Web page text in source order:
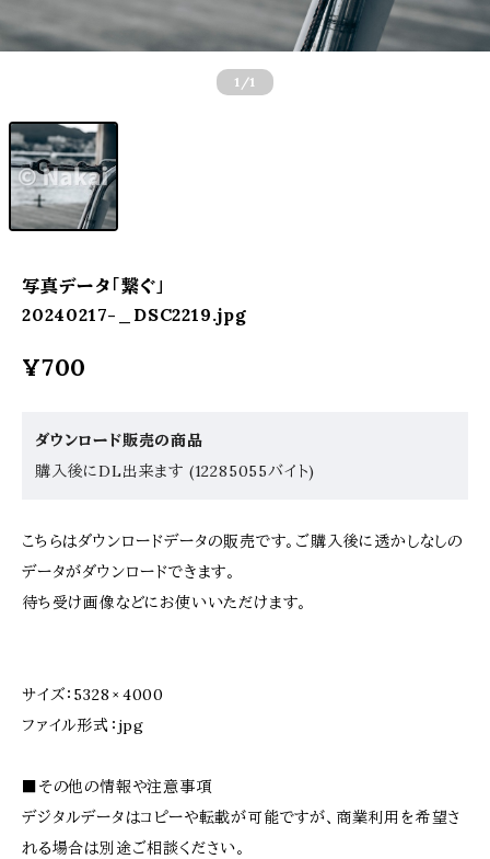
1 /1
写真データ「繋ぐ」
20240217-_DSC2219.jpg
¥700
ダウンロード販売の商品
購入後にDL出来ます (12285055バイト)
こちらはダウンロードデータの販売です。ご購入後に透かしなしの
データがダウンロードできます。
待ち受け画像などにお使いいただけます。
サイズ：5328 × 4000
ファイル形式：jpg
■その他の情報や注意事項
デジタルデータはコピーや転載が可能ですが、商業利用を希望さ
れる場合は別途ご相談ください。